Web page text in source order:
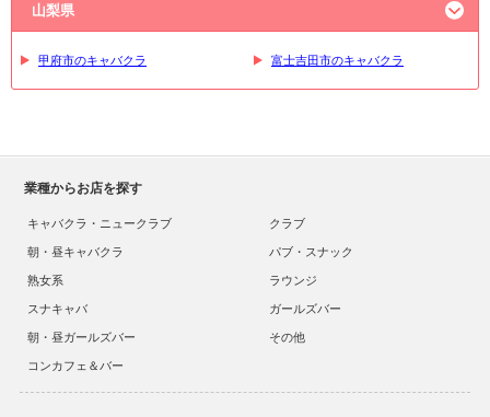
山梨県
甲府市のキャバクラ 富士吉田市のキャバクラ
業種からお店を探す
キャバクラ・ニュークラブ
クラブ
朝・昼キャバクラ
パブ・スナック
熟女系
ラウンジ
スナキャバ
ガールズバー
朝・昼ガールズバー
その他
コンカフェ＆バー